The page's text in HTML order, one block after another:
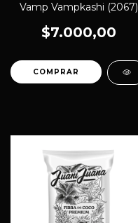
Vamp Vampkashi (2067)
$7.000,00